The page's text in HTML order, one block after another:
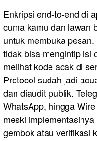
Enkripsi end-to-end di
cuma kamu dan lawan
untuk membuka
tidak bisa mengintip isi
melihat kode acak di
Protocol sudah jadi
dan diaudit publik.
WhatsApp, hingga
meski
gembok atau verifikasi